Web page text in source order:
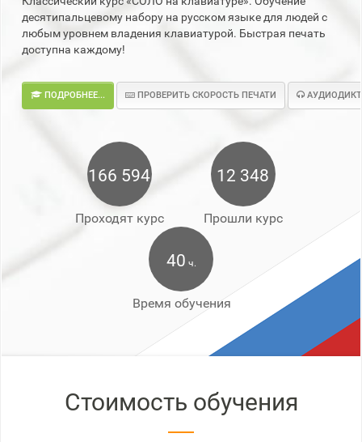
десятипальцевому набору на русском языке для людей с
любым уровнем владения клавиатурой. Быстрая печать
доступна каждому!
ПОДРОБНЕЕ... ПРОВЕРИТЬ СКОРОСТЬ ПЕЧАТИ
166 594
Проходят курс
12 348
Прошли курс
40 ч.
Время обучения
Стоимость обучения